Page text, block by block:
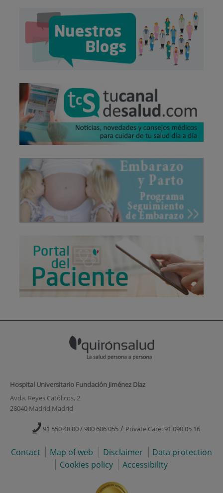
Hospital Universitario Fundación Jiménez Díaz
Avda. Reyes Católicos, 2
28040 Madrid Madrid
91 550 48 00 / 900 606 055 / Private Care: 91 090 05 16
Contact Map of web Disclaimer
Data protection
Cookies policy
Accessibility